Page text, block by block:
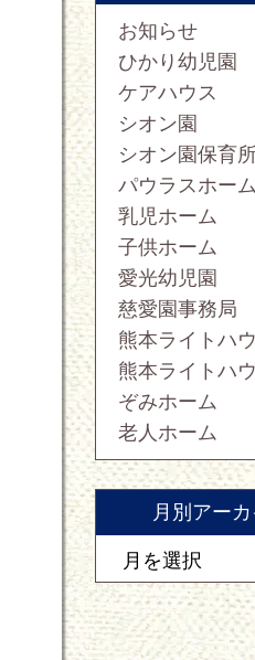
お知らせ
ひかり幼児園
ケアハウス
シオン園
シオン園保育
パウラスホーム
乳児ホーム
子供ホーム
愛光幼児園
慈愛園事務局
熊本ライトハ
熊本ライトハ
ぞみホーム
老人ホーム
月別アー